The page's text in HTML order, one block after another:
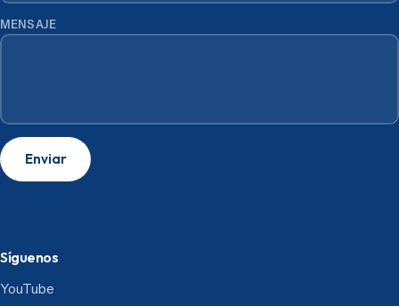
MENSAJE
Enviar
Síguenos
YouTube